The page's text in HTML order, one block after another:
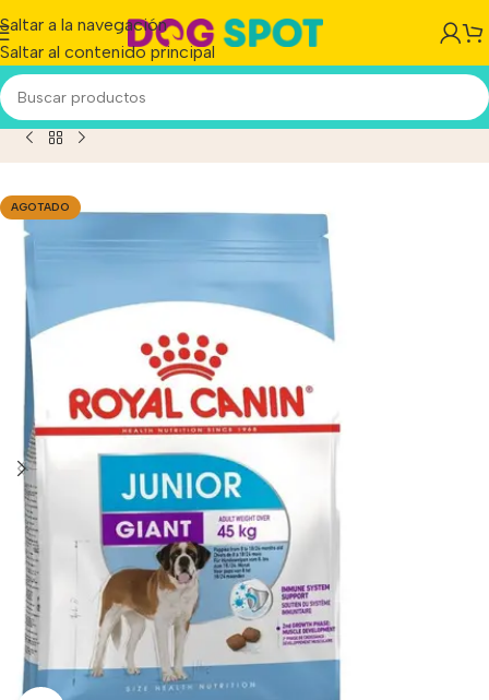
Saltar a la navegación
Saltar al contenido principal
Canin Size Health Nutrition Perro Giant Junior x 15 kg
AGOTADO